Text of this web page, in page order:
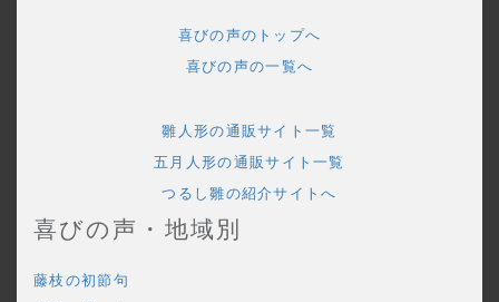
喜びの声のトップへ
喜びの声の一覧へ
雛人形の通販サイト一覧
五月人形の通販サイト一覧
つるし雛の紹介サイトへ
喜びの声・地域別
藤枝の初節句